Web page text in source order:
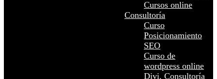
Cursos online
Consultoría
Curso
Posicionamiento
SEO
Curso de
wordpress online
Divi. Consultoría